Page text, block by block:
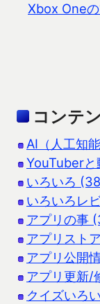
Xbox One
コンテ
AI（人工知
YouTuberと
いろいろ
いろいろレ
アプリの事
アプリスト
アプリ公開
アプリ更新/
クイズいろ